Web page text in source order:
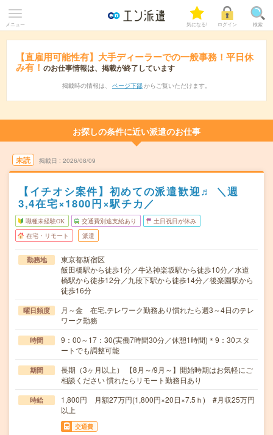
メニュー 気になる! ログイン 検索
【直雇用可能性有】大手ディーラーでの一般事務！平日休
み有！ のお仕事情報は、掲載が終了しています
掲載時の情報は、 ページ下部 からご覧いただけます。
お探しの条件に近い派遣のお仕事
未読 掲載日 2026/08/09
【イチオシ案件】初めての派遣歓迎♬ ＼週
3,4在宅×1800円×駅チカ／
職種未経験OK 交通費別途支給あり 土日祝日が休み
在宅・リモート 派遣
勤務地
東京都新宿区
飯田橋駅から徒歩1分／牛込神楽坂駅から徒歩10分／水道
橋駅から徒歩12分／九段下駅から徒歩14分／後楽園駅から
徒歩16分
曜日頻度
月～金 在宅,テレワーク勤務あり慣れたら週3～4日のテレ
ワーク勤務
時間
9：00～17：30(実働7時間30分／休憩1時間)＊9：30スタ
ートでも調整可能
期間
長期（3ヶ月以上） 【8月～/9月～】開始時期はお気軽にご
相談ください 慣れたらリモート勤務日あり
時給
1,800円 月額27万円(1,800円×20日×7.5ｈ) #月収25万円
以上
交通費